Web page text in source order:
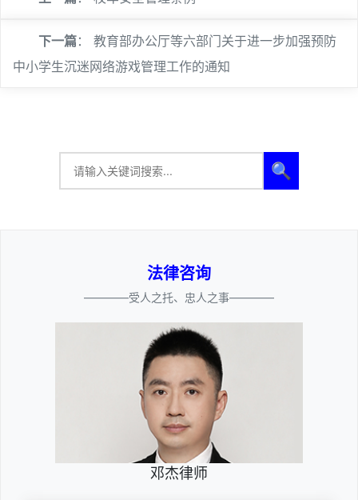
下一篇： 教育部办公厅等六部门关于进一步加强预防
中小学生沉迷网络游戏管理工作的通知
🔍
法律咨询
————受人之托、忠人之事————
邓杰律师